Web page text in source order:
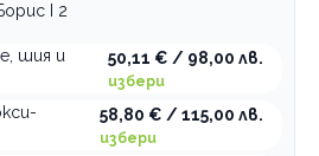
I 2
шия и
50,11 € / 98,00 лв.
избери
58,80 € / 115,00 лв.
избери